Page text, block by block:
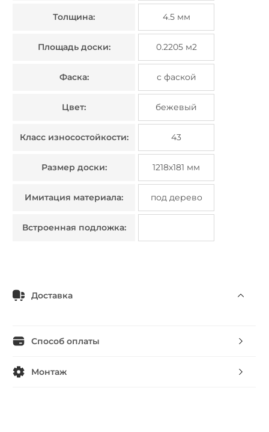
Доставка
Способ оплаты
Монтаж
Толщина: 4.5 мм
Площадь доски: 0.2205 м2
Фаска: с фаской
Цвет: бежевый
Класс износостойкости: 43
Размер доски: 1218х181 мм
Имитация материала: под дерево
Встроенная подложка: